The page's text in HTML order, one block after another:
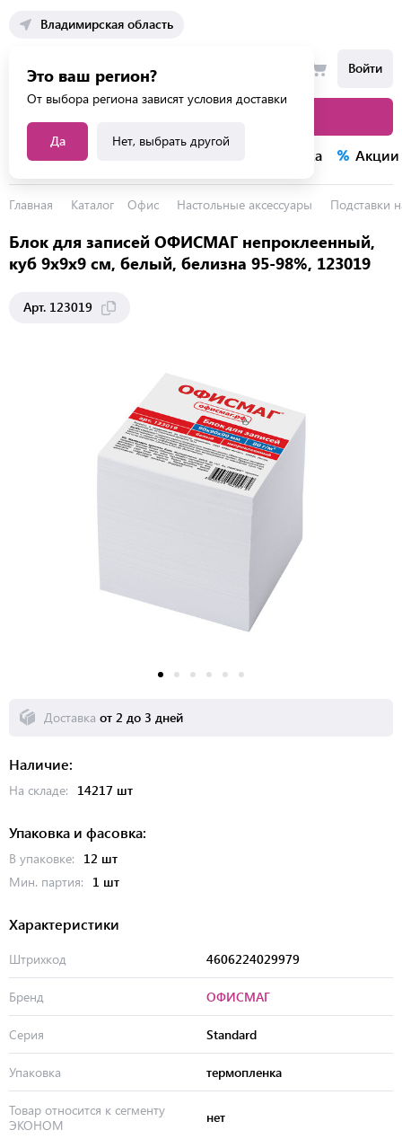
Владимирская область
Это ваш регион?
От выбора региона зависят условия доставки
Да Нет, выбрать другой
Войти
Каталог услуг Распродажа Акции
Главная Каталог Офис Настольные аксессуары Подставки
Блок для записей ОФИСМАГ непроклеенный,
куб 9х9х9 см, белый, белизна 95-98%, 123019
Арт. 123019
Наличие:
На складе: 14217 шт
Упаковка и фасовка:
В упаковке:
12 шт
Мин. партия:
1 шт
Доставка от 2 до 3 дней
Характеристики
Штрихкод 4606224029979
Бренд ОФИСМАГ
Серия Standard
Упаковка термопленка
Товар относится к сегменту
ЭКОНОМ
нет